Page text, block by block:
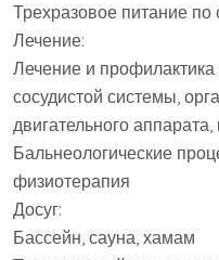
Трехразовое питание по
Лечение:
Лечение и
сосудистой системы,
двигательного
Бальнеологические
физиотерапия
Досуг:
Бассейн, сауна, хамам